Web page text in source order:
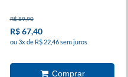
R$ 89,90
R$ 67,40
ou 3x de R$ 22,46 sem juros